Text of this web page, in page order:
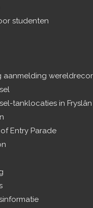
studenten
aanmelding
tanklocaties in Fryslân
Entry Parade